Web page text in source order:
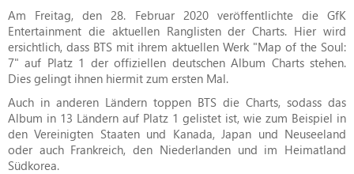
Am Freitag, den 28. Februar 2020 veröffentlichte die GfK
Entertainment die aktuellen Ranglisten der Charts. Hier wird
ersichtlich, dass BTS mit ihrem aktuellen Werk "Map of the Soul:
7" auf Platz 1 der offiziellen deutschen Album Charts stehen.
Dies gelingt ihnen hiermit zum ersten Mal.
Auch in anderen Ländern toppen BTS die Charts, sodass das
Album in 13 Ländern auf Platz 1 gelistet ist, wie zum Beispiel in
den Vereinigten Staaten und Kanada, Japan und Neuseeland
oder auch Frankreich, den Niederlanden und im Heimatland
Südkorea.